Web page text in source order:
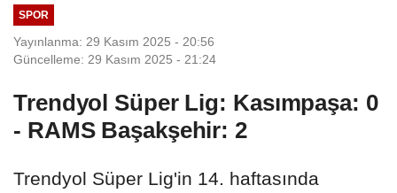
SPOR
Yayınlanma: 29 Kasım 2025 - 20:56
Güncelleme: 29 Kasım 2025 - 21:24
Trendyol Süper Lig: Kasımpaşa: 0
- RAMS Başakşehir: 2
Trendyol Süper Lig'in 14. haftasında